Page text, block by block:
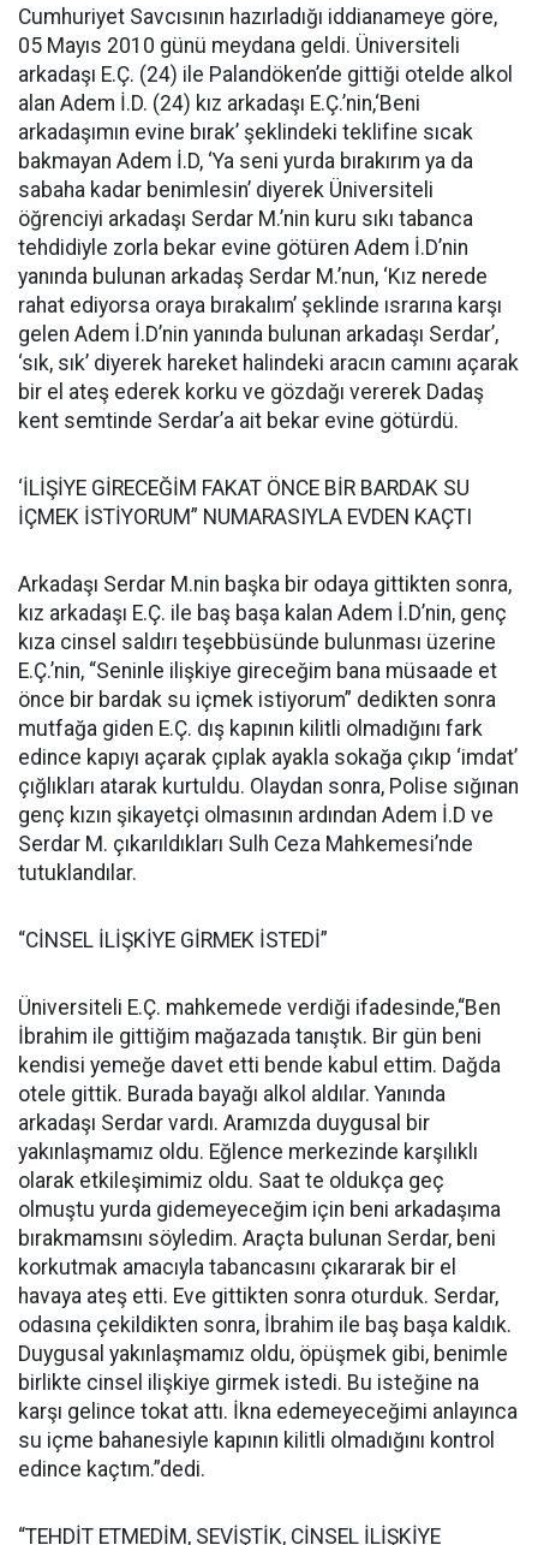
Cumhuriyet Savcısının hazırladığı iddianameye göre,
05 Mayıs 2010 günü meydana geldi. Üniversiteli
arkadaşı E.Ç. (24) ile Palandöken’de gittiği otelde alkol
alan Adem İ.D. (24) kız arkadaşı E.Ç.’nin,‘Beni
arkadaşımın evine bırak’ şeklindeki teklifine sıcak
bakmayan Adem İ.D, ‘Ya seni yurda bırakırım ya da
sabaha kadar benimlesin’ diyerek Üniversiteli
öğrenciyi arkadaşı Serdar M.’nin kuru sıkı tabanca
tehdidiyle zorla bekar evine götüren Adem İ.D’nin
yanında bulunan arkadaş Serdar M.’nun, ‘Kız nerede
rahat ediyorsa oraya bırakalım’ şeklinde ısrarına karşı
gelen Adem İ.D’nin yanında bulunan arkadaşı Serdar’,
‘sık, sık’ diyerek hareket halindeki aracın camını açarak
bir el ateş ederek korku ve gözdağı vererek Dadaş
kent semtinde Serdar’a ait bekar evine götürdü.
‘İLİŞİYE GİRECEĞİM FAKAT ÖNCE BİR BARDAK SU
İÇMEK İSTİYORUM” NUMARASIYLA EVDEN KAÇTI
Arkadaşı Serdar M.nin başka bir odaya gittikten sonra,
kız arkadaşı E.Ç. ile baş başa kalan Adem İ.D’nin, genç
kıza cinsel saldırı teşebbüsünde bulunması üzerine
E.Ç.’nin, “Seninle ilişkiye gireceğim bana müsaade et
önce bir bardak su içmek istiyorum” dedikten sonra
mutfağa giden E.Ç. dış kapının kilitli olmadığını fark
edince kapıyı açarak çıplak ayakla sokağa çıkıp ‘imdat’
çığlıkları atarak kurtuldu. Olaydan sonra, Polise sığınan
genç kızın şikayetçi olmasının ardından Adem İ.D ve
Serdar M. çıkarıldıkları Sulh Ceza Mahkemesi’nde
tutuklandılar.
“CİNSEL İLİŞKİYE GİRMEK İSTEDİ”
Üniversiteli E.Ç. mahkemede verdiği ifadesinde,“Ben
İbrahim ile gittiğim mağazada tanıştık. Bir gün beni
kendisi yemeğe davet etti bende kabul ettim. Dağda
otele gittik. Burada bayağı alkol aldılar. Yanında
arkadaşı Serdar vardı. Aramızda duygusal bir
yakınlaşmamız oldu. Eğlence merkezinde karşılıklı
olarak etkileşimimiz oldu. Saat te oldukça geç
olmuştu yurda gidemeyeceğim için beni arkadaşıma
bırakmamsını söyledim. Araçta bulunan Serdar, beni
korkutmak amacıyla tabancasını çıkararak bir el
havaya ateş etti. Eve gittikten sonra oturduk. Serdar,
odasına çekildikten sonra, İbrahim ile baş başa kaldık.
Duygusal yakınlaşmamız oldu, öpüşmek gibi, benimle
birlikte cinsel ilişkiye girmek istedi. Bu isteğine na
karşı gelince tokat attı. İkna edemeyeceğimi anlayınca
su içme bahanesiyle kapının kilitli olmadığını kontrol
edince kaçtım.”dedi.
“TEHDİT ETMEDİM, SEVİŞTİK, CİNSEL İLİŞKİYE